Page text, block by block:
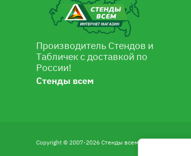
Производитель Стендов и
Табличек с доставкой по
России!
Стенды всем
Copyright © 2007-2026 Стенды всем